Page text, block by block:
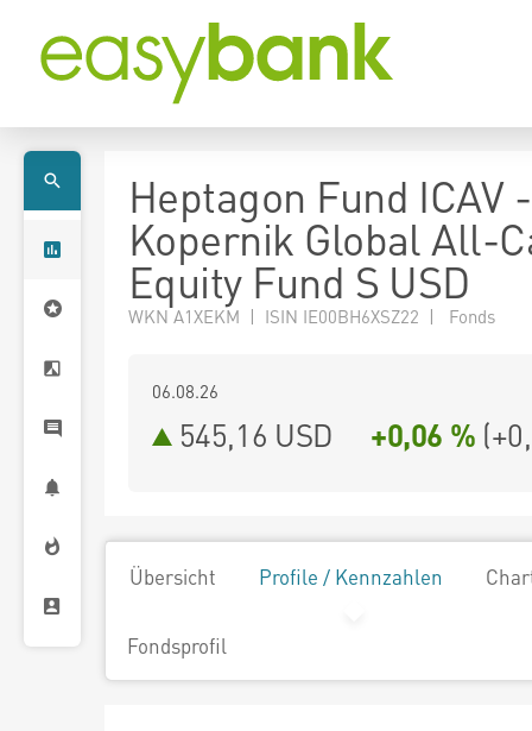
Heptagon Fund ICAV -
Kopernik Global All-
Equity Fund S USD
WKN A1XEKM | ISIN IE00BH6XSZ22 | Fonds
06.08.26
545,16 USD +0,06 % (
Übersicht Profile / Kennzahlen
Fondsprofil